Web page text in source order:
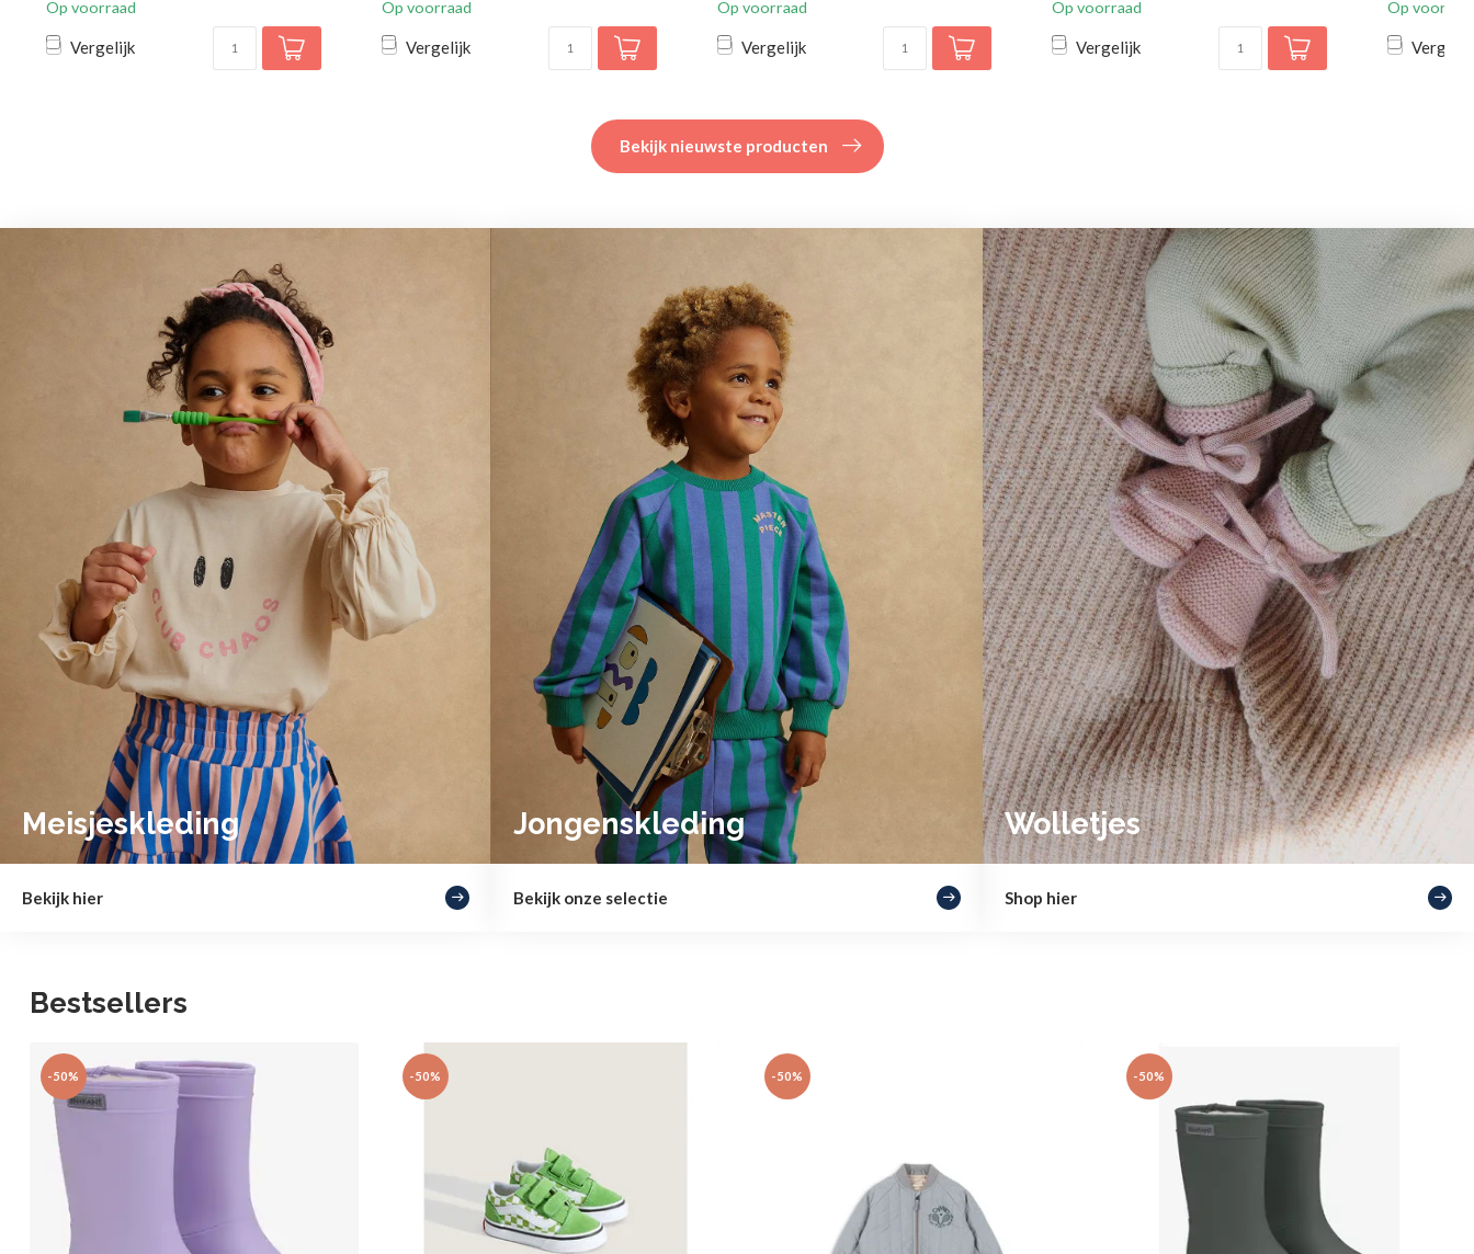
Op voorraad
Vergelijk
Op voorraad
Vergelijk
Op voorraad
Vergelijk
Op voorraad
Vergelijk
Op
Bekijk nieuwste producten
Meisjeskleding
Bekijk hier
Jongenskleding
Bekijk onze selectie
Wolletjes
Shop hier
Bestsellers
-50% -50% -50% -50%